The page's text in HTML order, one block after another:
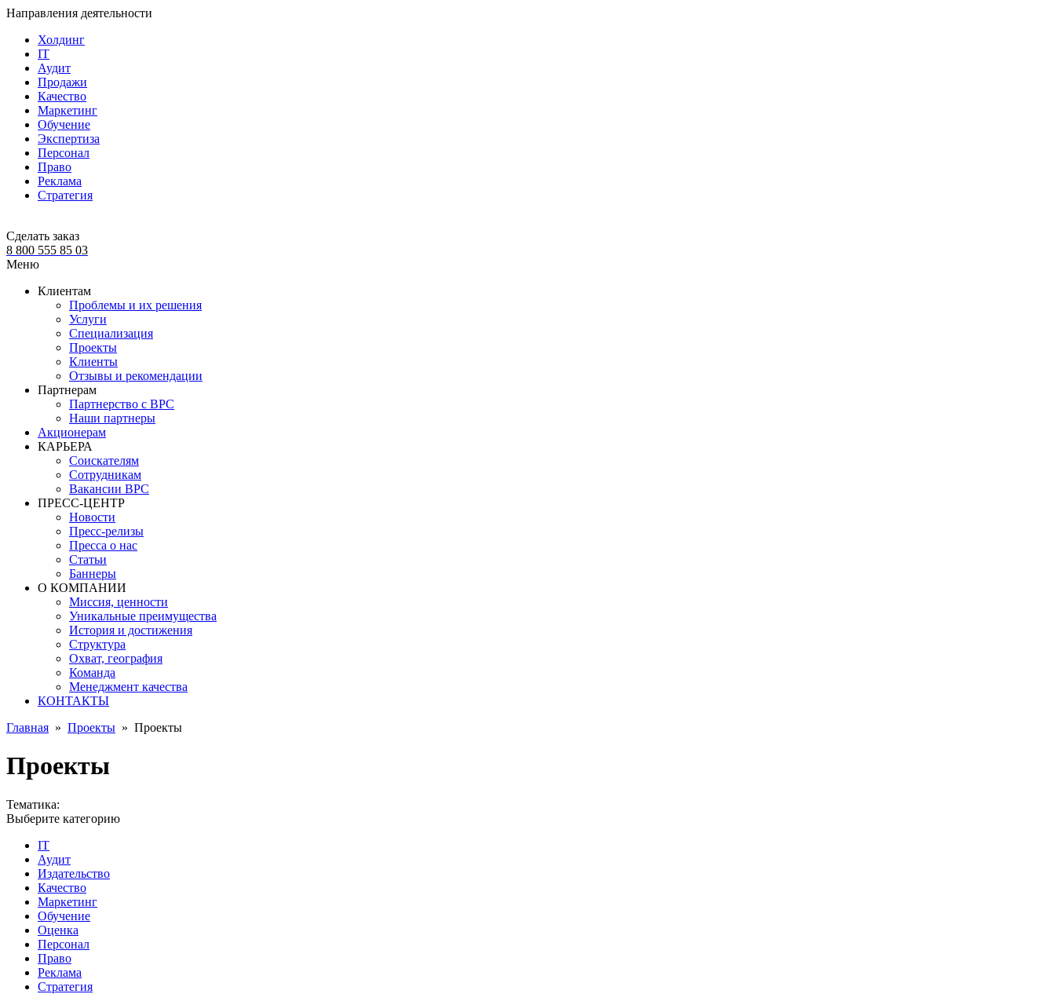
Направления деятельности
Холдинг
IT
Аудит
Продажи
Качество
Маркетинг
Обучение
Экспертиза
Персонал
Право
Реклама
Стратегия
Сделать заказ
8 800 555 85 03
Меню
Клиентам
Проблемы и их решения
Услуги
Специализация
Проекты
Клиенты
Отзывы и рекомендации
Партнерам
Партнерство с BPC
Наши партнеры
Акционерам
КАРЬЕРА
Соискателям
Сотрудникам
Вакансии BPC
ПРЕСС-ЦЕНТР
Новости
Пресс-релизы
Пресса о нас
Статьи
Баннеры
О КОМПАНИИ
Миссия, ценности
Уникальные преимущества
История и достижения
Структура
Охват, география
Команда
Менеджмент качества
КОНТАКТЫ
Главная » Проекты » Проекты
Проекты
Тематика:
Выберите категорию
IT
Аудит
Издательство
Качество
Маркетинг
Обучение
Оценка
Персонал
Право
Реклама
Стратегия